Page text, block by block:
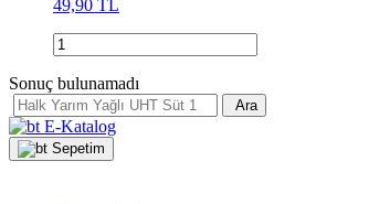
49,90 TL
Sonuç bulunamadı
Ara
E-Katalog
Sepetim